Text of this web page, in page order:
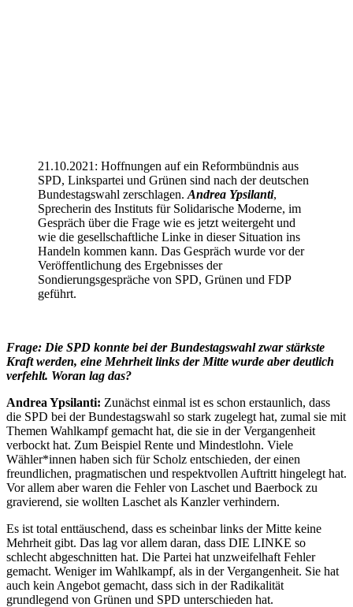
21.10.2021: Hoffnungen auf ein Reformbündnis aus
SPD, Linkspartei und Grünen sind nach der deutschen
Bundestagswahl zerschlagen. Andrea Ypsilanti,
Sprecherin des Instituts für Solidarische Moderne, im
Gespräch über die Frage wie es jetzt weitergeht und
wie die gesellschaftliche Linke in dieser Situation ins
Handeln kommen kann. Das Gespräch wurde vor der
Veröffentlichung des Ergebnisses der
Sondierungsgespräche von SPD, Grünen und FDP
geführt.
Frage: Die SPD konnte bei der Bundestagswahl zwar stärkste
Kraft werden, eine Mehrheit links der Mitte wurde aber deutlich
verfehlt. Woran lag das?
Andrea Ypsilanti: Zunächst einmal ist es schon erstaunlich, dass
die SPD bei der Bundestagswahl so stark zugelegt hat, zumal sie mit
Themen Wahlkampf gemacht hat, die sie in der Vergangenheit
verbockt hat. Zum Beispiel Rente und Mindestlohn. Viele
Wähler*innen haben sich für Scholz entschieden, der einen
freundlichen, pragmatischen und respektvollen Auftritt hingelegt hat.
Vor allem aber waren die Fehler von Laschet und Baerbock zu
gravierend, sie wollten Laschet als Kanzler verhindern.
Es ist total enttäuschend, dass es scheinbar links der Mitte keine
Mehrheit gibt. Das lag vor allem daran, dass DIE LINKE so
schlecht abgeschnitten hat. Die Partei hat unzweifelhaft Fehler
gemacht. Weniger im Wahlkampf, als in der Vergangenheit. Sie hat
auch kein Angebot gemacht, dass sich in der Radikalität
grundlegend von Grünen und SPD unterschieden hat.